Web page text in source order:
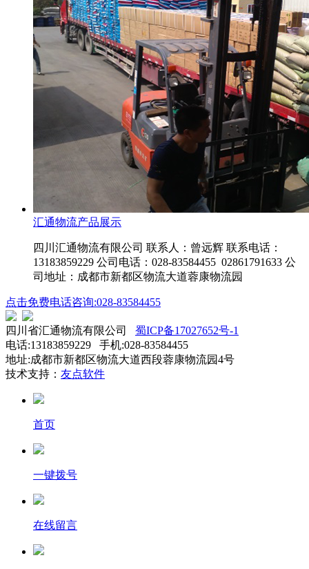
汇通物流产品展示
四川汇通物流有限公司 联系人：曾远辉 联系电话：
13183859229 公司电话：028-83584455 02861791633 公
司地址：成都市新都区物流大道蓉康物流园
点击免费电话咨询:028-83584455
四川省汇通物流有限公司 蜀ICP备17027652号-1
电话:13183859229 手机:028-83584455
地址:成都市新都区物流大道西段蓉康物流园4号
技术支持： 友点软件
首页
一键拨号
在线留言